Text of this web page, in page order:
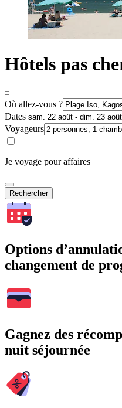
Hôtels pas
Où allez-vous ?
Dates
Voyageurs
Je voyage pour affaires
Rechercher
Options
changement de
Gagnez des
nuit séjournée